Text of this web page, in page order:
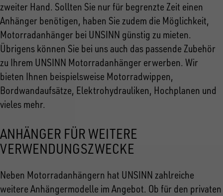
zweiter Hand. Sollten Sie nur für begrenzte Zeit einen
Anhänger benötigen, haben Sie zudem die Möglichkeit,
Motorradanhänger bei UNSINN günstig zu mieten.
Übrigens können Sie bei uns auch das passende Zubehör
zu Ihrem UNSINN Motorradanhänger erwerben. Wir
bieten Ihnen beispielsweise Motorradwippen,
Bordwandaufsätze, Elektrohydrauliken, Hochplanen und
vieles mehr.
ANHÄNGER FÜR WEITERE
VERWENDUNGSZWECKE
Neben Motorradanhängern hat UNSINN zahlreiche
weitere Anhängermodelle im Angebot. Ob für den privaten